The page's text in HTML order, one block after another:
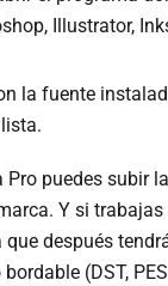
Illustrator,
la fuente
Pro puedes subir
Y si
que después
(DST,